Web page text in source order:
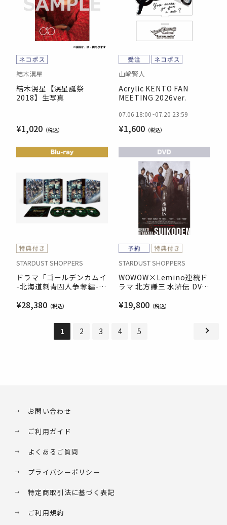
結木滉星
結木滉星【滉星誕祭
2018】生写真
¥1,020
山﨑賢人
Acrylic KENTO FAN
MEETING 2026ver.
07.06 18:00~07.20 23:59
¥1,600
STARDUST SHOPPERS
ドラマ「ゴールデンカムイ
-北海道刺青囚人争奪編-」
¥28,380
STARDUST SHOPPERS
WOWOW×Lemino連続ド
ラマ 北方謙三 水滸伝 DVD
¥19,800
1 2 3 4 5
お問い合わせ
ご利用ガイド
よくあるご質問
プライバシーポリシー
特定商取引法に基づく表記
ご利用規約